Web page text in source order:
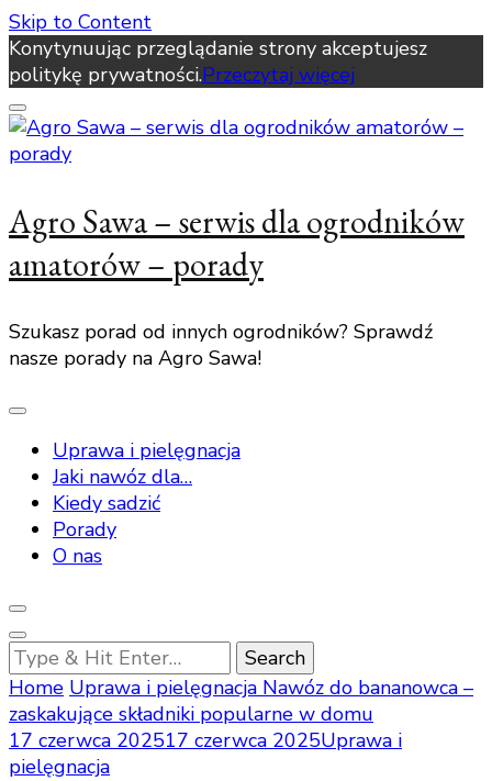
Skip to Content
Konytynuując przeglądanie strony akceptujesz
politykę prywatności.Przeczytaj więcej
Agro Sawa – serwis dla ogrodników
amatorów – porady
Szukasz porad od innych ogrodników? Sprawdź
nasze porady na Agro Sawa!
Uprawa i pielęgnacja
Jaki nawóz dla…
Kiedy sadzić
Porady
O nas
Looking
for
Something?
Home Uprawa i pielęgnacja Nawóz do bananowca –
zaskakujące składniki popularne w domu
17 czerwca 202517 czerwca 2025Uprawa i
pielęgnacja